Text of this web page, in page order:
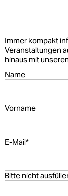
Immer kompakt
Veranstaltungen
hinaus mit
Name
Vorname
E-Mail*
Bitte nicht